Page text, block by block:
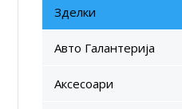
Зделки
Авто Галантерија
Аксесоари